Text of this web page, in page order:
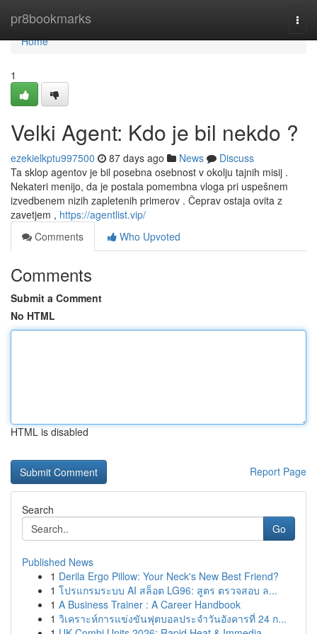
pr8bookmarks
Home
Home
1
Velki Agent: Kdo je bil nekdo ?
ezekielkptu997500 87 days ago News
Discuss
Ta sklop agentov je bil posebna osebnost v okolju tajnih misij .
Nekateri menijo, da je postala pomembna vloga pri uspešnem
izvedbenem nizih zapletenih primerov . Čeprav ostaja ovita z
zavetjem , https://agentlist.vip/
Comments
Who Upvoted
Comments
Submit a Comment
No HTML
HTML is disabled
Report Page
Search
Go
Published News
1 Derila Ergo Pillow: Your Neck's New Best Friend?
1 โปรแกรมระบบ AI สล็อต LG96: สูตร ตรวจสอบ ล...
1 A Business Trainer : A Career Handbook
1 วิเคราะห์การแข่งขันฟุตบอลประจำวันอังคารที่ 24 ก...